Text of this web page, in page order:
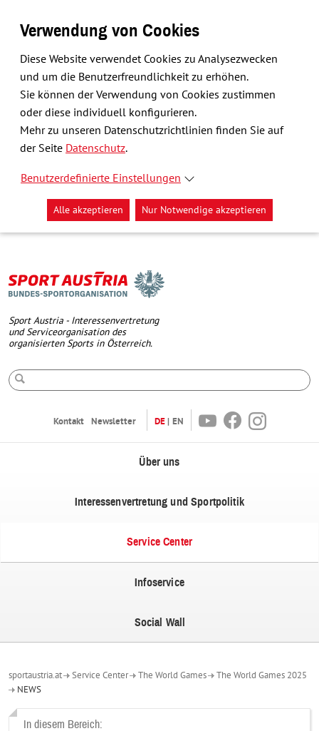
Verwendung von Cookies
Diese Website verwendet Cookies zu Analysezwecken
und um die Benutzerfreundlichkeit zu erhöhen.
Sie können der Verwendung von Cookies zustimmen
oder diese individuell konfigurieren.
Mehr zu unseren Datenschutzrichtlinien finden Sie auf
der Seite Datenschutz.
Benutzerdefinierte Einstellungen
Alle akzeptieren Nur Notwendige akzeptieren
Sport Austria - Interessenvertretung
und Serviceorganisation des
organisierten Sports in Österreich.
Kontakt Newsletter DE EN YoutubeFacebookInstagram
Über uns
Interessenvertretung und Sportpolitik
Service Center
Infoservice
Social Wall
sportaustria.at Service Center The World Games
The World Games 2025
NEWS
In diesem Bereich: